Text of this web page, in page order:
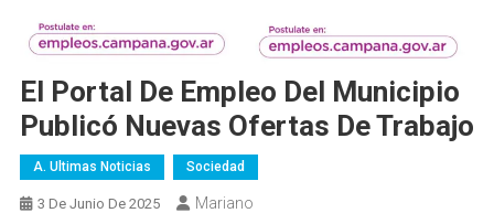
El Portal De Empleo Del Municipio
Publicó Nuevas Ofertas De Trabajo
A. Ultimas Noticias Sociedad
3 De Junio De 2025 Mariano